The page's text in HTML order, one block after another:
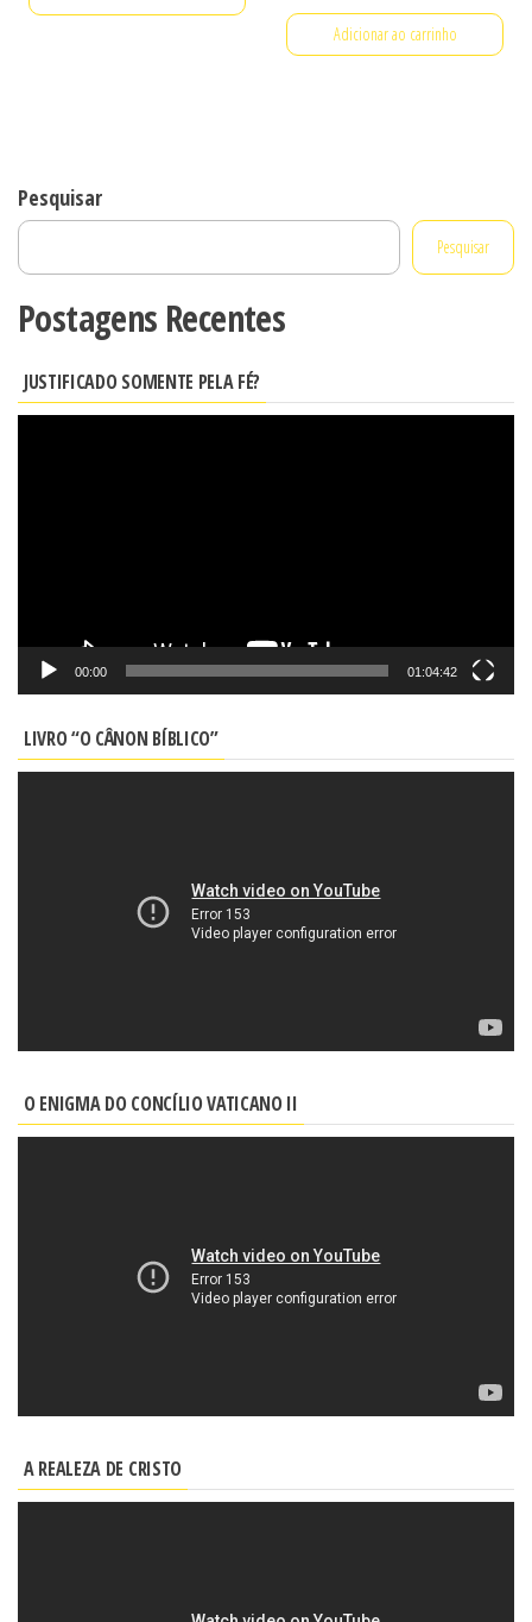
preço
original
preço
atual
Adicionar ao carrinho
Pesquisar
Pesquisar
Postagens Recentes
JUSTIFICADO SOMENTE PELA FÉ?
00:00 01:04:42
LIVRO “O CÂNON BÍBLICO”
O ENIGMA DO CONCÍLIO VATICANO II
A REALEZA DE CRISTO